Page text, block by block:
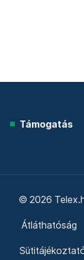
Támogatás
© 2026
Átláthatóság